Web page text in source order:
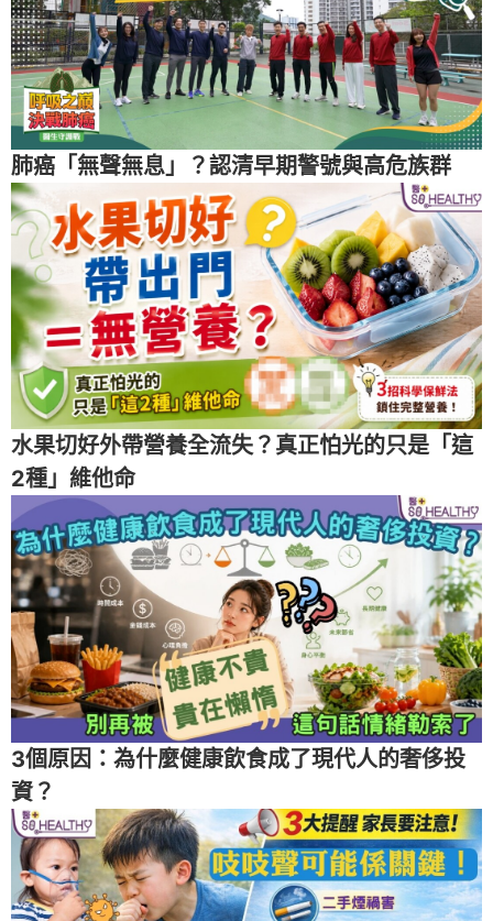
肺癌「無聲無息」？認清早期警號與高危族群
水果切好外帶營養全流失？真正怕光的只是「這
2種」維他命
3個原因：為什麼健康飲食成了現代人的奢侈投
資？